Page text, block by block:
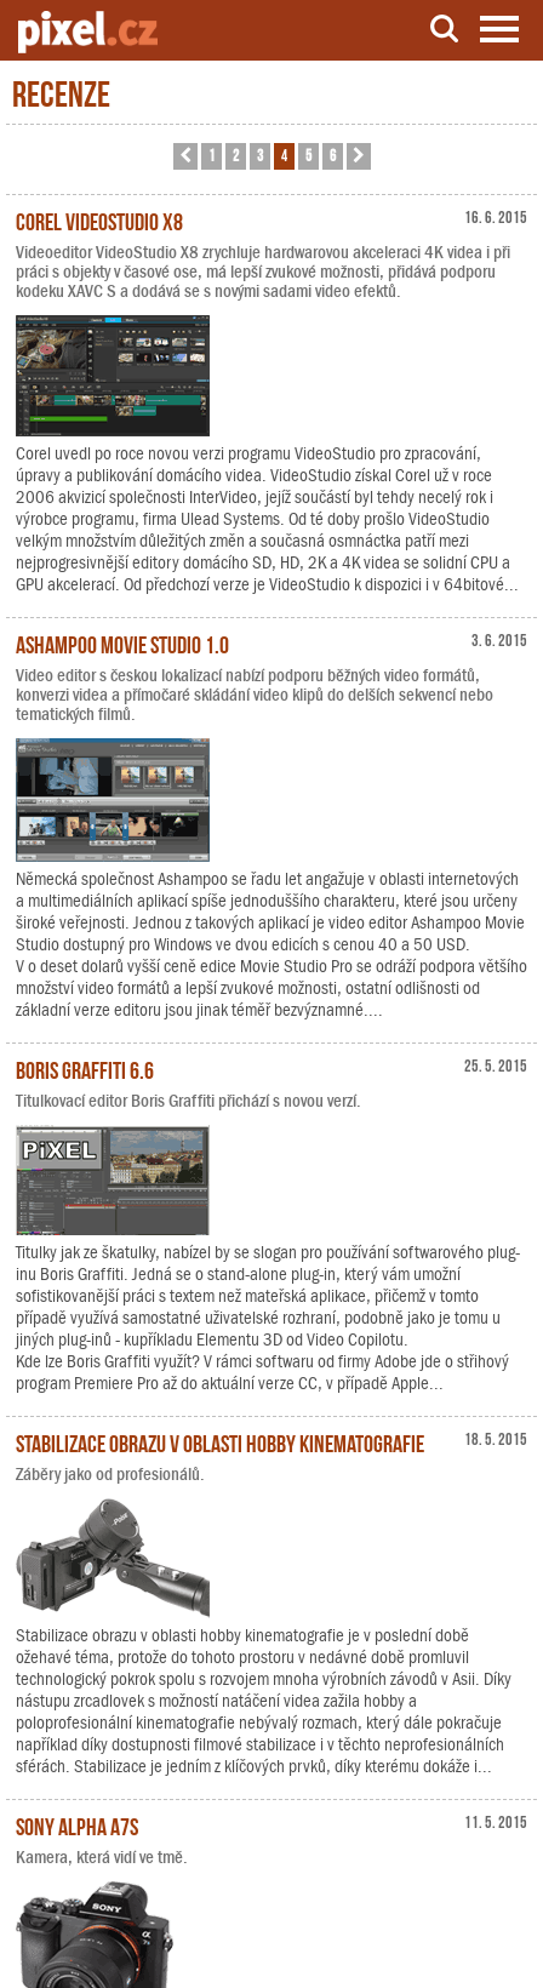
Server o natáčení a zpracování videa
Recenze
Předchozí
1 2 3 4 5 6
16. 6. 2015
Corel VideoStudio X8
Videoeditor VideoStudio X8 zrychluje hardwarovou akceleraci 4K videa i při
práci s objekty v časové ose, má lepší zvukové možnosti, přidává podporu
kodeku XAVC S a dodává se s novými sadami video efektů.
Corel uvedl po roce novou verzi programu VideoStudio pro zpracování,
úpravy a publikování domácího videa. VideoStudio získal Corel už v roce
2006 akvizicí společnosti InterVideo, jejíž součástí byl tehdy necelý rok i
výrobce programu, firma Ulead Systems. Od té doby prošlo VideoStudio
velkým množstvím důležitých změn a současná osmnáctka patří mezi
nejprogresivnější editory domácího SD, HD, 2K a 4K videa se solidní CPU a
GPU akcelerací. Od předchozí verze je VideoStudio k dispozici i v 64bitové...
3. 6. 2015
Ashampoo Movie Studio 1.0
Video editor s českou lokalizací nabízí podporu běžných video formátů,
konverzi videa a přímočaré skládání video klipů do delších sekvencí nebo
tematických filmů.
Německá společnost Ashampoo se řadu let angažuje v oblasti internetových
a multimediálních aplikací spíše jednoduššího charakteru, které jsou určeny
široké veřejnosti. Jednou z takových aplikací je video editor Ashampoo Movie
Studio dostupný pro Windows ve dvou edicích s cenou 40 a 50 USD.
V o deset dolarů vyšší ceně edice Movie Studio Pro se odráží podpora většího
množství video formátů a lepší zvukové možnosti, ostatní odlišnosti od
základní verze editoru jsou jinak téměř bezvýznamné....
25. 5. 2015
Boris Graffiti 6.6
Titulkovací editor Boris Graffiti přichází s novou verzí.
Titulky jak ze škatulky, nabízel by se slogan pro používání softwarového plug-
inu Boris Graffiti. Jedná se o stand-alone plug-in, který vám umožní
sofistikovanější práci s textem než mateřská aplikace, přičemž v tomto
případě využívá samostatné uživatelské rozhraní, podobně jako je tomu u
jiných plug-inů - kupříkladu Elementu 3D od Video Copilotu.
Kde lze Boris Graffiti využít? V rámci softwaru od firmy Adobe jde o střihový
program Premiere Pro až do aktuální verze CC, v případě Apple...
18. 5. 2015
Stabilizace obrazu v oblasti hobby kinematografie
Záběry jako od profesionálů.
Stabilizace obrazu v oblasti hobby kinematografie je v poslední době
ožehavé téma, protože do tohoto prostoru v nedávné době promluvil
technologický pokrok spolu s rozvojem mnoha výrobních závodů v Asii. Díky
nástupu zrcadlovek s možností natáčení videa zažila hobby a
poloprofesionální kinematografie nebývalý rozmach, který dále pokračuje
například díky dostupnosti filmové stabilizace i v těchto neprofesionálních
sférách. Stabilizace je jedním z klíčových prvků, díky kterému dokáže i...
11. 5. 2015
Sony Alpha A7S
Kamera, která vidí ve tmě.